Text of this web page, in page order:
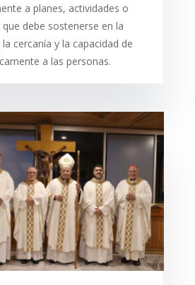
a planes, actividades o
debe sostenerse en la
cercanía y la capacidad de
a las personas.